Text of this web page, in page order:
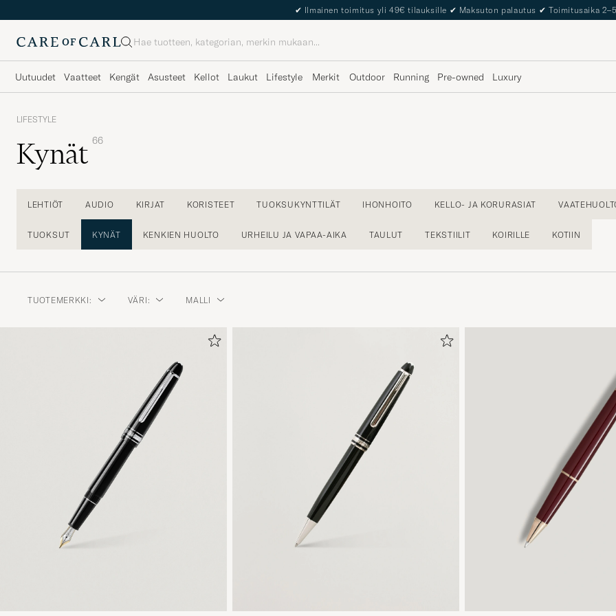
The Care of Carl Passport
Haku
Uutuudet Vaatteet Kengät Asusteet Kellot Laukut Lifestyle Merkit Outdoor Running Pre-owned Luxury
LIFESTYLE
Kynät 66
LEHTIÖT AUDIO KIRJAT KORISTEET TUOKSUKYNTTILÄT IHONHOITO KELLO- JA KORURASIAT
TUOKSUT KYNÄT KENKIEN HUOLTO URHEILU JA VAPAA-AIKA TAULUT TEKSTIILIT KOIRILLE KOTIIN
TUOTEMERKKI: VÄRI: MALLI